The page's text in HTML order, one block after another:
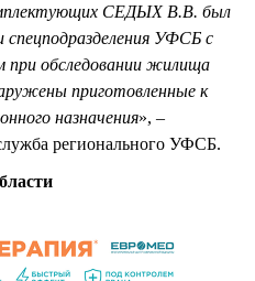
СЕДЫХ В.В. был
УФСБ с
при обследовании жилища
приготовленные к
назначения», –
регионального УФСБ.